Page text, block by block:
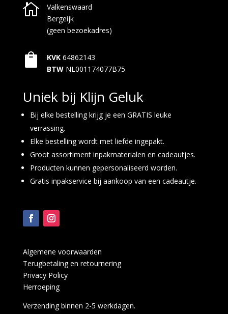

Valkenswaard
Bergeijk
(geen bezoekadres)
 KVK 64862143
BTW NL001174077B75
Uniek bij Klijn Geluk
Bij elke bestelling krijg je een GRATIS leuke
verrassing.
Elke bestelling wordt met liefde ingepakt.
Groot assortiment inpakmaterialen en cadeautjes.
Producten kunnen gepersonaliseerd worden.
Gratis inpakservice bij aankoop van een cadeautje.
Algemene voorwaarden
Terugbetaling en retournering
Privacy Policy
Herroeping
Verzending binnen 2-5 werkdagen.